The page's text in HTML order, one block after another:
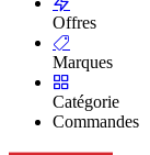
Offres
Marques
Catégorie
Commandes